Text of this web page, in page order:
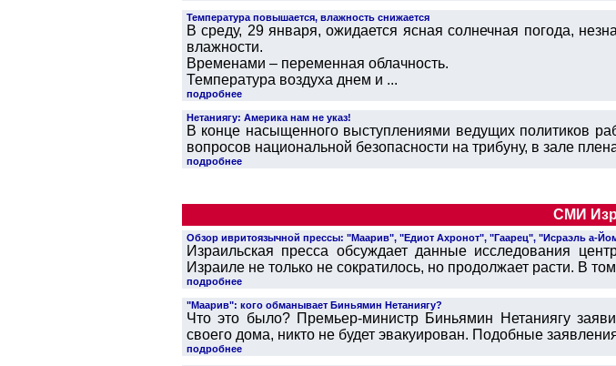
Температура повышается, влажность снижается
В среду, 29 января, ожидается ясная солнечная погода,
влажности.
Временами – переменная облачность.
Температура воздуха днем и ...
подробнее
Нетаниягу: Америка нам не указ!
В конце насыщенного выступлениями ведущих политиков
вопросов национальной безопасности на трибуну, в зале
подробнее
СМИ
Обзор ивритоязычной прессы: "Маарив", "Едиот Ахронот", "Гаарец", "Исраэль а-
Израильская пресса обсуждает данные исследования
Израиле не только не сократилось, но продолжает расти. В
подробнее
"Маарив": кого обманывает Биньямин Нетаниягу?
Что это было? Премьер-министр Биньямин Нетаниягу
своего дома, никто не будет эвакуирован. Подобные
подробнее